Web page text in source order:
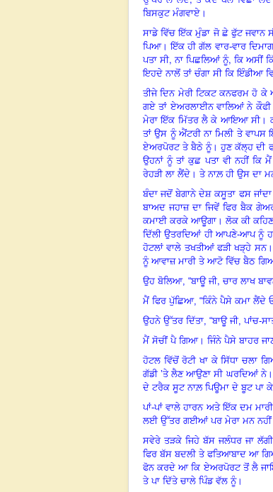
ਬਿਸਕੁਟ ਮੰਗਵਾਏ।
ਸਾਡੇ ਵਿੱਚ ਇੱਕ ਮੁੰਡਾ ਜੋ ਛੇ ਫੁੱਟ
ਪਿਆ। ਇੱਕ ਹੀ ਗੱਲ ਵਾਰ-ਵਾਰ
ਪਤਾ ਸੀ, ਨਾ ਪਿਛਲਿਆਂ ਨੂੰ, ਕਿ ਅਸੀਂ
ਇਹਦੇ ਨਾਲੋਂ ਤਾਂ ਚੰਗਾ ਸੀ ਕਿ ਇੰਡੀਆ
ਤੀਜੇ ਦਿਨ ਮੇਰੀ ਟਿਕਟ ਕਨਫਰਮ ਹੋ
ਗਏ ਤਾਂ ਏਅਰਲਾਈਨ ਵਾਲਿਆਂ ਨੇ ਕੌਫੀ
ਮੇਰਾ ਇੱਕ ਮਿੱਤਰ ਲੈ ਕੇ ਆਇਆ ਸੀ।
ਤਾਂ ਉਸ ਨੂੰ ਐਂਟਰੀ ਨਾ ਮਿਲੀ ਤੇ
ਏਅਰਪੋਰਟ ਤੇ ਬੈਠੇ ਨੂੰ। ਹੁਣ ਕੱਲ੍ਹ ਦੀ
ਉਹਨਾਂ ਨੂੰ ਤਾਂ ਕੁਛ ਪਤਾ ਵੀ ਨਹੀਂ ਕਿ
ਰੇਹੜੀ ਲਾ ਲੈਂਦੇ । ਤੇ ਨਾਲ਼ ਹੀ ਉਸ ਦਾ
ਬੰਦਾ ਜਦੋਂ ਬੇਗਾਨੇ ਦੇਸ਼ ਕਸੂਤਾ ਫਸ
ਬਾਅਦ ਜਹਾਜ਼ ਦਾ ਜਿਵੇਂ ਫਿਰ ਬੈਕ
ਕਮਾਈ ਕਰਕੇ ਆਊਗਾ। ਲੋਕ ਕੀ
ਦਿੱਲੀ ਉਤਰਦਿਆਂ ਹੀ ਆਪਣੇ-ਆਪ ਨੂੰ
ਹੋਟਲਾਂ ਵਾਲੇ ਤਖਤੀਆਂ ਫੜੀ ਖੜ੍ਹੇ ਸਨ।
ਨੂੰ ਆਵਾਜ਼ ਮਾਰੀ ਤੇ ਆਟੋ ਵਿੱਚ ਬੈਠ
ਉਹ ਬੋਲਿਆ, “ਬਾਊ ਜੀ, ਚਾਰ ਲਾਖ
ਮੈਂ ਫਿਰ ਪੁੱਛਿਆ, “ਕਿੰਨੇ ਪੈਸੇ ਕਮਾ ਲੈਂਦੇ
ਉਹਨੇ ਉੱਤਰ ਦਿੱਤਾ, “ਬਾਊ ਜੀ, ਪਾਂਚ-
ਮੈਂ ਸੋਚੀਂ ਪੈ ਗਿਆ। ਜਿੰਨੇ ਪੈਸੇ ਬਾਹਰ
ਹੋਟਲ ਵਿੱਚੋਂ ਰੋਟੀ ਖਾ ਕੇ ਸਿੱਧਾ ਚਲਾ
ਗੱਡੀ ’ਤੇ ਲੈਣ ਆਉਣਾ ਸੀ ਘਰਦਿਆਂ
ਦੇ ਟਰੈਕ ਸੂਟ ਨਾਲ਼ ਪਿਊਮਾ ਦੇ ਬੂਟ ਪਾ
ਪਾਂ-ਪਾਂ ਵਾਲੇ ਹਾਰਨ ਅਤੇ ਇੱਕ ਦਮ
ਲਈ ਉੱਤਰ ਗਈਆਂ ਪਰ ਮੇਰਾ ਮਨ ਨਹੀਂ
ਸਵੇਰੇ ਤੜਕੇ ਜਿਹੇ ਬੱਸ ਜਲੰਧਰ ਜਾ
ਫਿਰ ਬੱਸ ਬਦਲੀ ਤੇ ਫਤਿਆਬਾਦ ਆ
ਫੋਨ ਕਰਦੇ ਆ ਕਿ ਏਅਰਪੋਰਟ ਤੋਂ ਲੈ
ਤੇ ਪਾ ਦਿੱਤੇ ਚਾਲੇ ਪਿੰਡ ਵੱਲ ਨੂੰ।